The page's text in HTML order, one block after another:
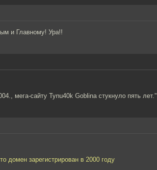
и Главному! Ура!!
мега-сайту Tynu40k Goblina стукнуло пять лет."
домен зарегистрирован в 2000 году